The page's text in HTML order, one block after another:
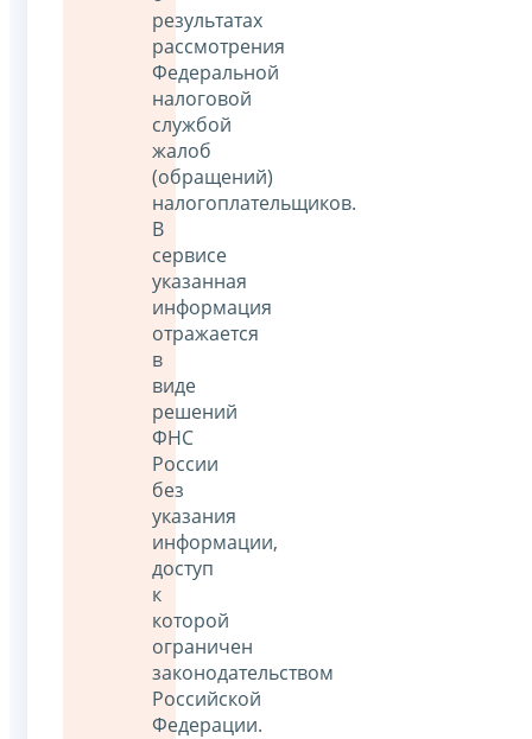
результатах
рассмотрения
Федеральной
налоговой
службой
жалоб
(обращений)
налогоплательщиков.
В
сервисе
указанная
информация
отражается
в
виде
решений
ФНС
России
без
указания
информации,
доступ
к
которой
ограничен
законодательством
Российской
Федерации.